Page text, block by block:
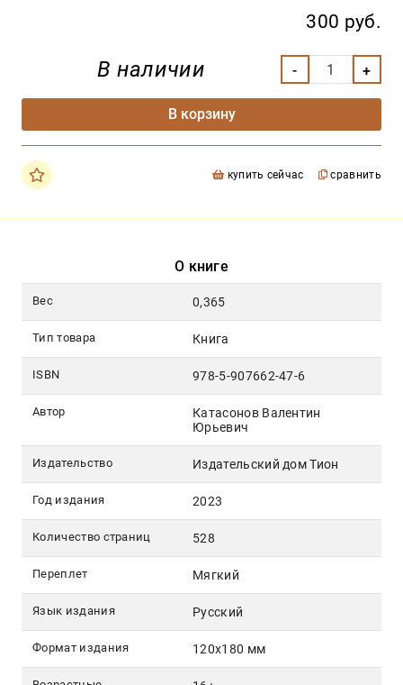
300 руб.
В наличии
В корзину
купить сейчас сравнить
О книге
Вес 0,365
Тип товара Книга
ISBN 978-5-907662-47-6
Автор
Катасонов Валентин
Юрьевич
Издательство Издательский дом Тион
Год издания 2023
Количество страниц 528
Переплет Мягкий
Язык издания Русский
Формат издания 120x180 мм